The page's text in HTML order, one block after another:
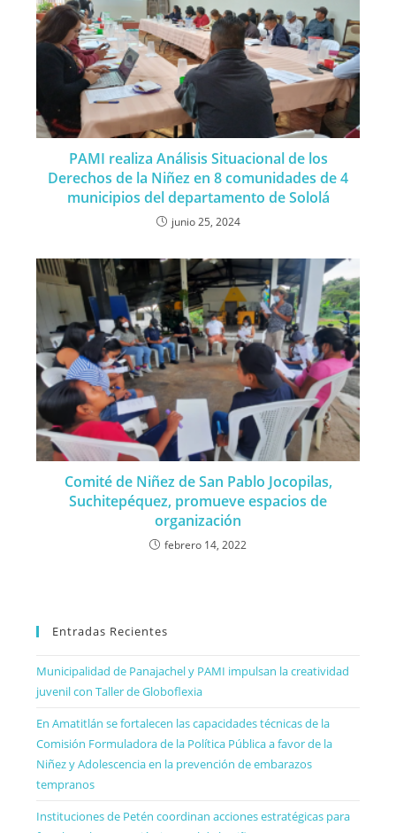
PAMI realiza Análisis Situacional de los
Derechos de la Niñez en 8 comunidades de 4
municipios del departamento de Sololá
junio 25, 2024
Comité de Niñez de San Pablo Jocopilas,
Suchitepéquez, promueve espacios de
organización
febrero 14, 2022
Entradas Recientes
Municipalidad de Panajachel y PAMI impulsan la creatividad
juvenil con Taller de Globoflexia
En Amatitlán se fortalecen las capacidades técnicas de la
Comisión Formuladora de la Política Pública a favor de la
Niñez y Adolescencia en la prevención de embarazos
tempranos
Instituciones de Petén coordinan acciones estratégicas para